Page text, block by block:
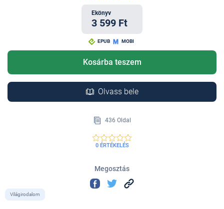
Ekönyv
3 599 Ft
EPUB MOBI
Kosárba teszem
Olvass bele
436 Oldal
0 ÉRTÉKELÉS
Megosztás
Világirodalom